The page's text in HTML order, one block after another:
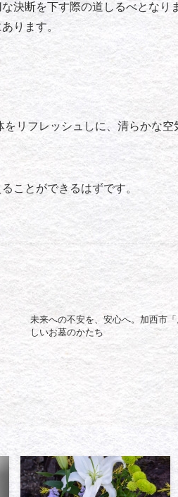
決断を下す際の道しるべとなり
ります。
リフレッシュしに、清らかな
ことができるはずです。
未来への不安を、安心へ。加西市
しいお墓のかたち